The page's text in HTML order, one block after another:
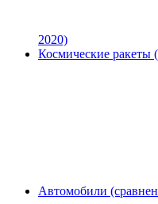
2020)
Космические ракеты
Автомобили